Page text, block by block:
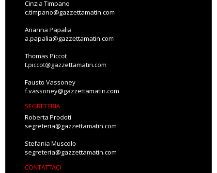
Cinzia Timpano
c.timpano@gazzettamatin.com
Arianna Papalia
a.papalia@gazzettamatin.com
Thomas Piccot
t.piccot@gazzettamatin.com
Fausto Vassoney
f.vassoney@gazzettamatin.com
SEGRETERIA
Roberta Prodoti
segreteria@gazzettamatin.com
Stefania Muscolo
segreteria@gazzettamatin.com
CONTATTACI